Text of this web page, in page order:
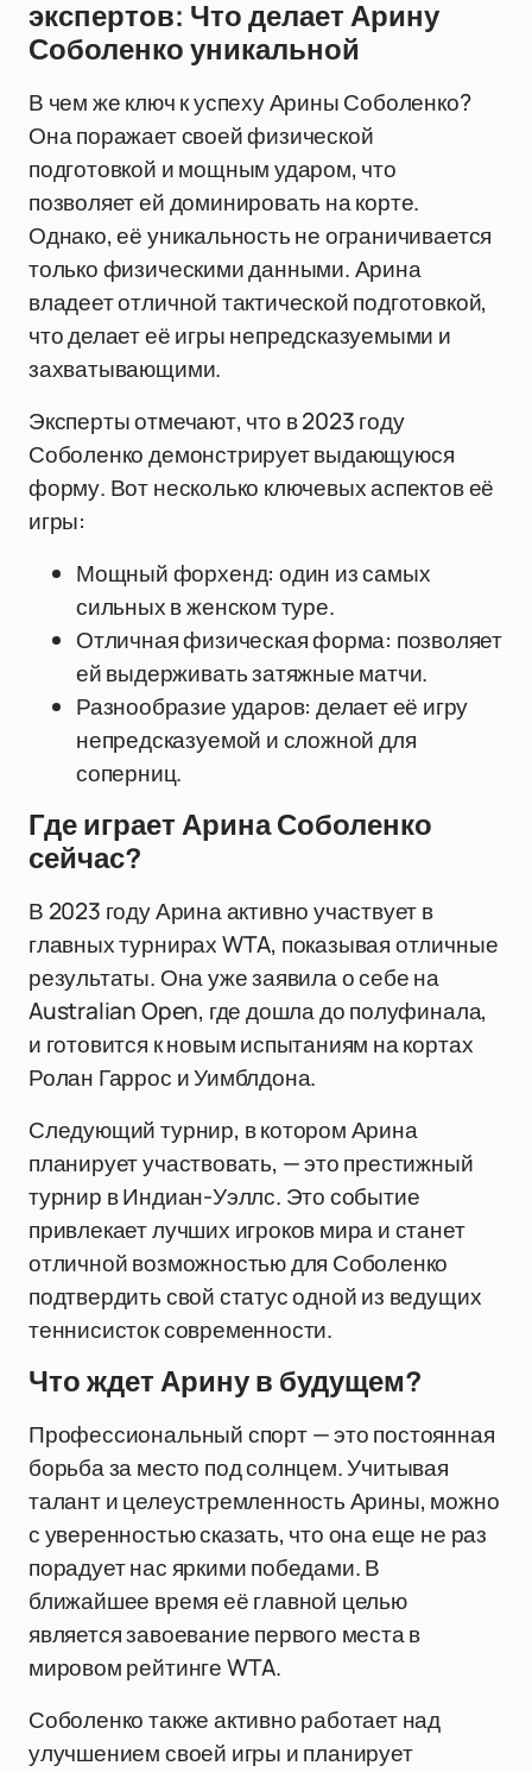
экспертов: Что делает Арину
Соболенко уникальной
В чем же ключ к успеху Арины Соболенко?
Она поражает своей физической
подготовкой и мощным ударом, что
позволяет ей доминировать на корте.
Однако, её уникальность не ограничивается
только физическими данными. Арина
владеет отличной тактической подготовкой,
что делает её игры непредсказуемыми и
захватывающими.
Эксперты отмечают, что в 2023 году
Соболенко демонстрирует выдающуюся
форму. Вот несколько ключевых аспектов её
игры:
Мощный форхенд: один из самых
сильных в женском туре.
Отличная физическая форма: позволяет
ей выдерживать затяжные матчи.
Разнообразие ударов: делает её игру
непредсказуемой и сложной для
соперниц.
Где играет Арина Соболенко
сейчас?
В 2023 году Арина активно участвует в
главных турнирах WTA, показывая отличные
результаты. Она уже заявила о себе на
Australian Open, где дошла до полуфинала,
и готовится к новым испытаниям на кортах
Ролан Гаррос и Уимблдона.
Следующий турнир, в котором Арина
планирует участвовать, — это престижный
турнир в Индиан-Уэллс. Это событие
привлекает лучших игроков мира и станет
отличной возможностью для Соболенко
подтвердить свой статус одной из ведущих
теннисисток современности.
Что ждет Арину в будущем?
Профессиональный спорт — это постоянная
борьба за место под солнцем. Учитывая
талант и целеустремленность Арины, можно
с уверенностью сказать, что она еще не раз
порадует нас яркими победами. В
ближайшее время её главной целью
является завоевание первого места в
мировом рейтинге WTA.
Соболенко также активно работает над
улучшением своей игры и планирует